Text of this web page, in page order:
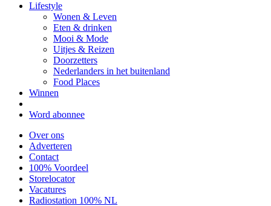
Lifestyle
Wonen & Leven
Eten & drinken
Mooi & Mode
Uitjes & Reizen
Doorzetters
Nederlanders in het buitenland
Food Places
Winnen
Word abonnee
Over ons
Adverteren
Contact
100% Voordeel
Storelocator
Vacatures
Radiostation 100% NL